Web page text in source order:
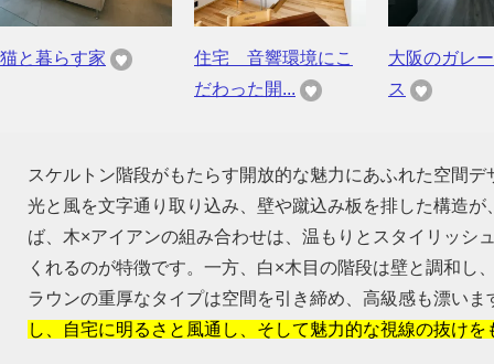
猫と暮らす家
住宅 音響環境にこ
だわった開...
大阪のガレ
ス
スケルトン階段がもたらす開放的な魅力にあふれた空間
光と風を文字通り取り込み、壁や蹴込み板を排した構造
ば、木×アイアンの組み合わせは、温もりとスタイリッシ
くれるのが特徴です。一方、白×木目の階段は壁と調和
ラウンの重厚なタイプは空間を引き締め、高級感も漂いま
し、自宅に明るさと風通し、そして魅力的な視線の抜け